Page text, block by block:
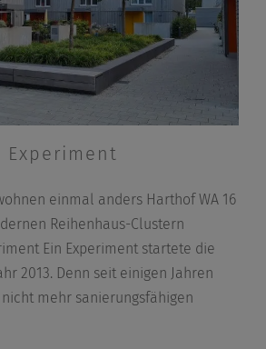
Experiment
einmal anders Harthof WA 16
Reihenhaus-Clustern
Ein Experiment startete die
2013. Denn seit einigen Jahren
mehr sanierungsfähigen